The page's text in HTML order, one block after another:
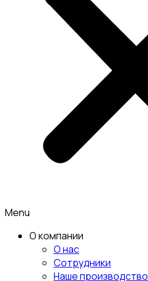
Menu
О компании
О нас
Сотрудники
Наше производство